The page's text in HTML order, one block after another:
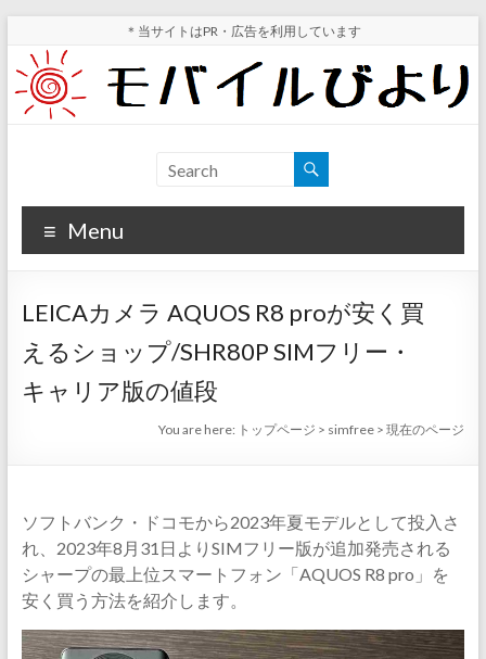
content
＊当サイトはPR・広告を利用しています
バ
イ
ル
び
よ
り
ビュ
ホ値
下げ
が分
Menu
LEICAカメラ AQUOS R8 proが安く買
えるショップ/SHR80P SIMフリー・
キャリア版の値段
You are here: トップページ > simfree >現在のページ
ソフトバンク・ドコモから2023年夏モデルとして投入さ
れ、2023年8月31日よりSIMフリー版が追加発売される
シャープの最上位スマートフォン「AQUOS R8 pro」を
安く買う方法を紹介します。